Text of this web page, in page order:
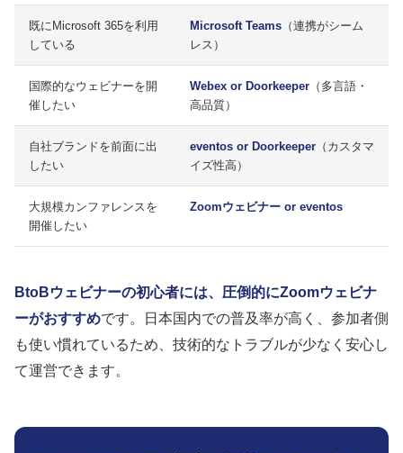
既にMicrosoft 365を利用
している
Microsoft Teams （連携がシーム
レス）
国際的なウェビナーを開
催したい
Webex or Doorkeeper （多言語・
高品質）
自社ブランドを前面に出
したい
eventos or Doorkeeper （カスタマ
イズ性高）
大規模カンファレンスを
開催したい
Zoomウェビナー or eventos
BtoBウェビナーの初心者には、圧倒的にZoomウェビナ
ーがおすすめです。日本国内での普及率が高く、参加者側
も使い慣れているため、技術的なトラブルが少なく安心し
て運営できます。